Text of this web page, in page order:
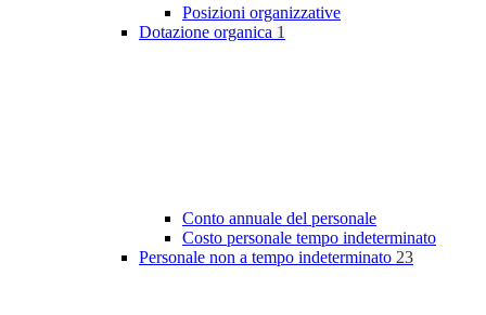
Posizioni organizzative
Dotazione organica 1
Conto annuale del personale
Costo personale tempo indeterminato
Personale non a tempo indeterminato 23